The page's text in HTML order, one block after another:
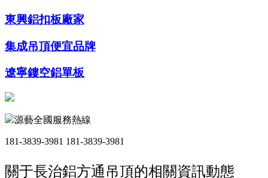
東興鋁扣板廠家
集成吊頂便宜品牌
遼寧鏤空鋁單板
源藝全國服務熱線
181-3839-3981 181-3839-3981
關于長治鋁方通吊頂的相關資訊動態